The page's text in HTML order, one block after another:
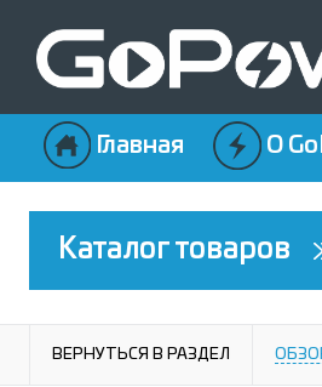
Главная О
Каталог товаров
ВЕРНУТЬСЯ В РАЗДЕЛ